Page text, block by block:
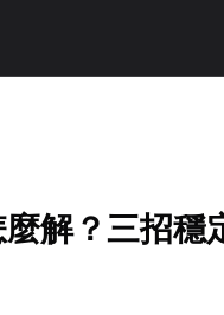
麼解？三招穩